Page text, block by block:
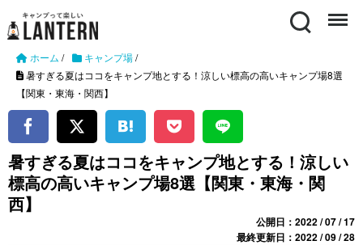
Search Menu
ホーム / キャンプ場/
暑すぎる夏はココをキャンプ地とする！涼しい標高の高いキャンプ場8選
【関東・東海・関西】
暑すぎる夏はココをキャンプ地とする！涼しい
標高の高いキャンプ場8選【関東・東海・関
西】
公開日：2022 / 07 / 17
最終更新日：2022 / 09 / 28